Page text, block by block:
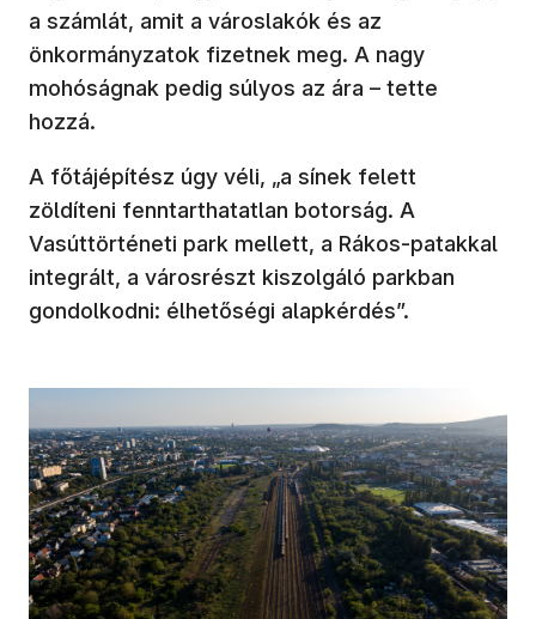
a számlát, amit a városlakók és az
önkormányzatok fizetnek meg. A nagy
mohóságnak pedig súlyos az ára – tette
hozzá.
A főtájépítész úgy véli, „a sínek felett
zöldíteni fenntarthatatlan botorság. A
Vasúttörténeti park mellett, a Rákos-patakkal
integrált, a városrészt kiszolgáló parkban
gondolkodni: élhetőségi alapkérdés”.